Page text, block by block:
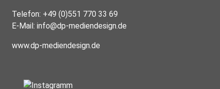
Telefon: +49 (0)551 770 33 69
E-Mail: info@dp-mediendesign.de
www.dp-mediendesign.de